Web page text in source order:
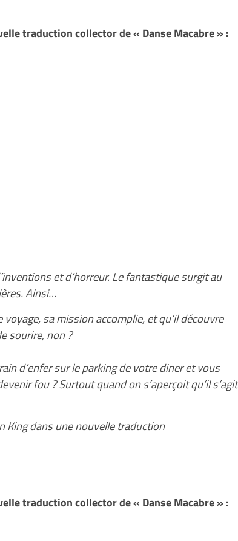
traduction collector de « Danse Macabre » :
et d’horreur. Le fantastique surgit au
Ainsi…
sa mission accomplie, et qu’il découvre
sourire, non ?
d’enfer sur le parking de votre diner et vous
fou ? Surtout quand on s’aperçoit qu’il s’agit
King dans une nouvelle traduction
traduction collector de « Danse Macabre » :